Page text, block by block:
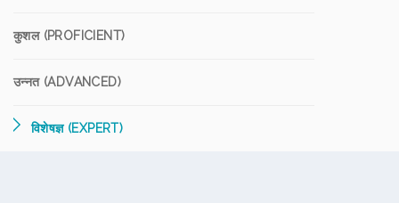
कुशल (PROFICIENT)
उन्नत (ADVANCED)
विशेषज्ञ (EXPERT)